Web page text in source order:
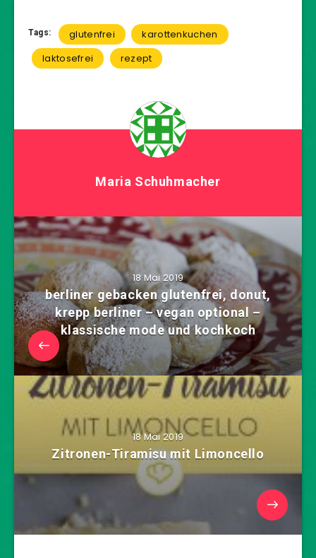
Tags: glutenfrei
karottenkuchen
laktosefrei
rezept
Maria Schuhmacher
18 Mai 2019
berliner gebacken glutenfrei, donut,
krepp berliner – vegan optional –
klassische mode und kochkoch
18 Mai 2019
Zitronen-Tiramisu mit Limoncello